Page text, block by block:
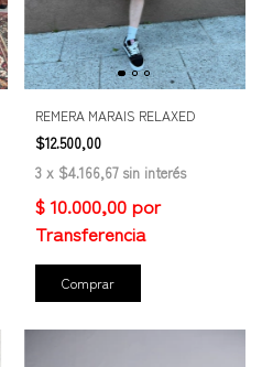
REMERA MARAIS RELAXED
$12.500,00
3 x $4.166,67 sin interés
Comprar